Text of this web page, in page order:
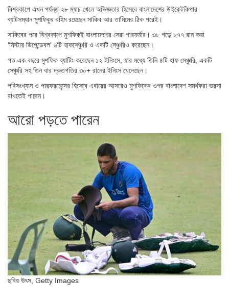
বিশ্বকাপে এখন পর্যন্ত ২৮ ম্যাচ খেলে অভিজ্ঞতার হিসেবে বাংলাদেশের উইকেটকিপার
ব্যাটসম্যান মুশফিকুর রহিম রয়েছেন সাকিব আর তামিমের ঠিক পরেই।
সাকিবের পরে বিশ্বকাপে মুশফিকই বাংলাদেশের সেরা পারফর্মার। ৩৮ গড়ে ৮৭৭ রান করা
‘মিস্টার ডিপেন্ডেবল’ ৬টি হাফসেঞ্চুরি ও একটি সেঞ্চুরিও করেছেন।
গত এক বছরে মুশফিক ব্যাটিং করেছেন ১২ ইনিংসে, যার মধ্যে তিনি ৪টি হাফ সেঞ্চুরি, একটি
সেঞ্চুরি সহ তিন বার দ্রুতগতির ৩০+ রানের ইনিংস খেলেছেন।
পরিসংখ্যান ও পারফরমেন্সের হিসেবে এবারের আসরেও মুশফিকের ওপর বাংলাদেশ সমর্থকরা ভরসা
রাখতেই পারেন।
আরো পড়তে পারেন
ছবির উৎস, Getty Images